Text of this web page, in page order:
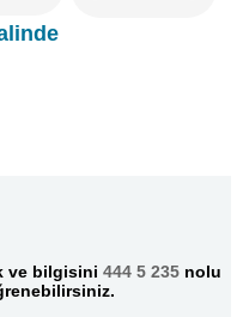
ve bilgisini 444 5 235 nolu